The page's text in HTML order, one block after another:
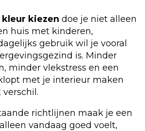
kleur kiezen doe je niet alleen
huis met kinderen,
gebruik wil je vooral
is. Minder
minder vlekstress en een
met je interieur maken
richtlijnen maak je een
vandaag goed voelt,